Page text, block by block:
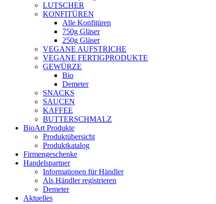
LUTSCHER
KONFITÜREN
Alle Konfitüren
750g Gläser
250g Gläser
VEGANE AUFSTRICHE
VEGANE FERTIGPRODUKTE
GEWÜRZE
Bio
Demeter
SNACKS
SAUCEN
KAFFEE
BUTTERSCHMALZ
BioArt Produkte
Produktübersicht
Produktkatalog
Firmengeschenke
Handelspartner
Informationen für Händler
Als Händler registrieren
Demeter
Aktuelles